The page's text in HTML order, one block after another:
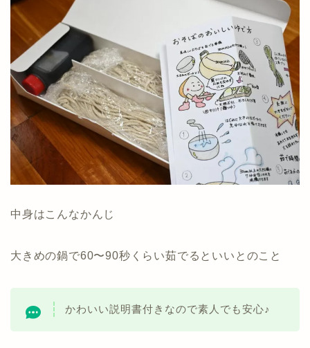
中身はこんなかんじ
大きめの鍋で60〜90秒くらい茹でるといいとのこと
かわいい説明書付きなので素人でも安心♪